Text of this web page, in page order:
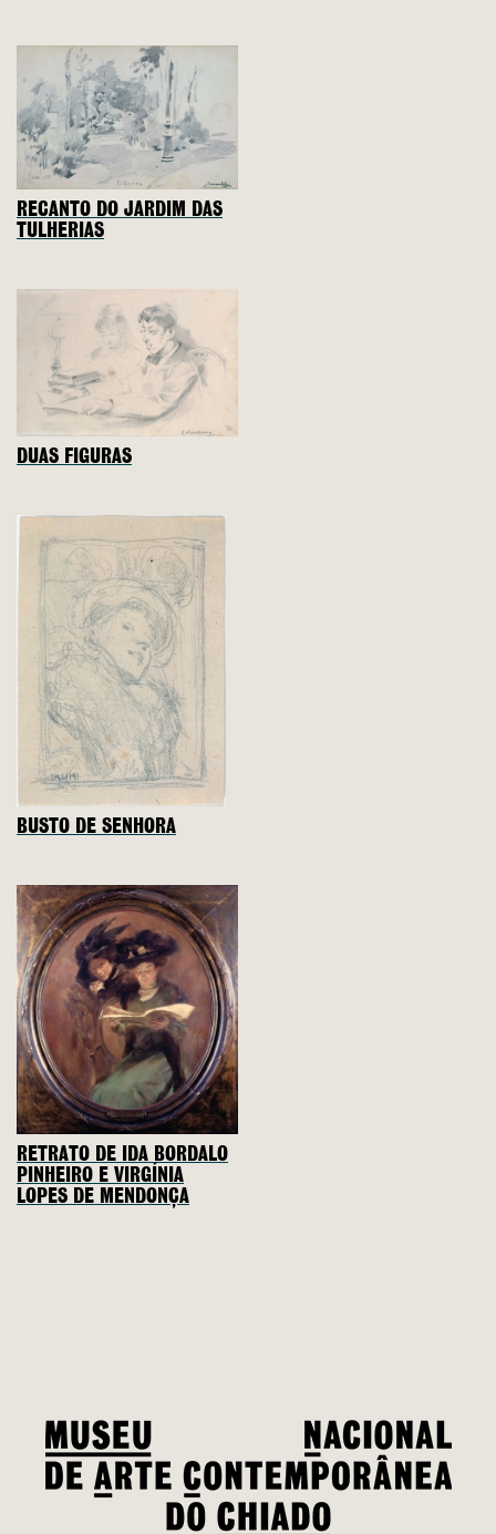
RECANTO DO JARDIM DAS
TULHERIAS
DUAS FIGURAS
BUSTO DE SENHORA
RETRATO DE IDA BORDALO
PINHEIRO E VIRGÍNIA
LOPES DE MENDONÇA